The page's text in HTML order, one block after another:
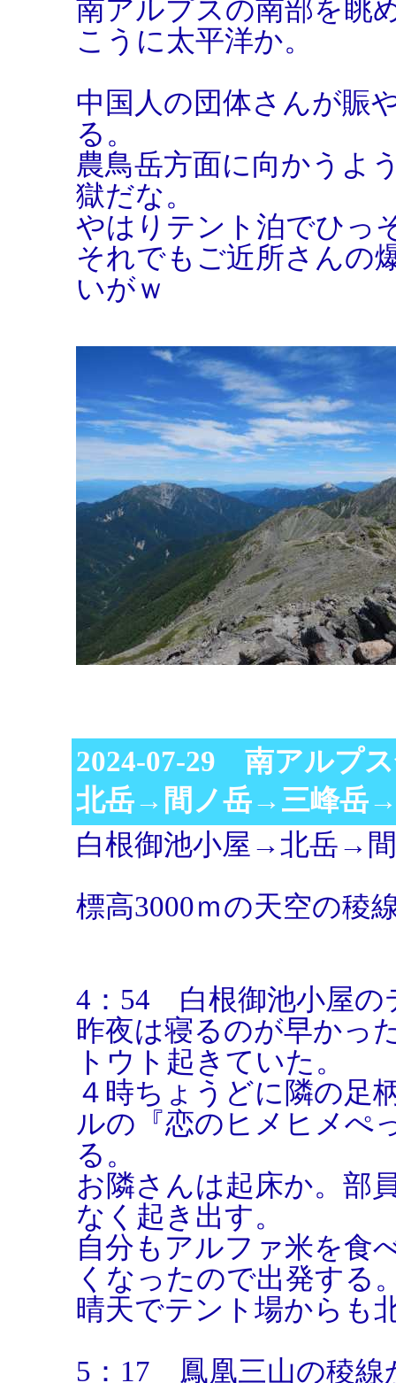
南アルプスの南部を眺
こうに太平洋か。
中国人の団体さんが賑
る。
農鳥岳方面に向かうよ
獄だな。
やはりテント泊でひっ
それでもご近所さんの
いがｗ
2024-07-29 南アルプ
北岳→間ノ岳→三峰岳→
白根御池小屋→北岳→
標高3000ｍの天空の稜
4：54 白根御池小屋の
昨夜は寝るのが早かっ
トウト起きていた。
４時ちょうどに隣の足
ルの『恋のヒメヒメぺ
る。
お隣さんは起床か。部
なく起き出す。
自分もアルファ米を食
くなったので出発す
晴天でテント場からも
5：17 鳳凰三山の稜線